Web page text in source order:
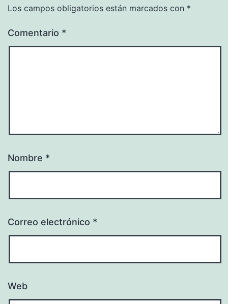
Los campos obligatorios están marcados con *
Comentario *
Nombre *
Correo electrónico *
Web